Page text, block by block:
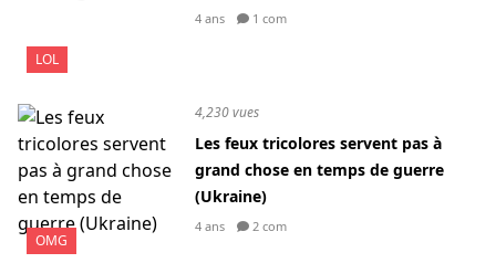
LOL
4 ans 1 com
OMG
4,230 vues
Les feux tricolores servent pas à
grand chose en temps de guerre
(Ukraine)
4 ans 2 com